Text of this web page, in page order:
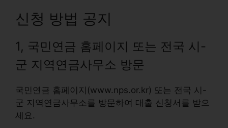
신청 방법 공지
1, 국민연금 홈페이지 또는 전국 시-
군 지역연금사무소 방문
국민연금 홈페이지(www.nps.or.kr) 또는 전국 시-
군 지역연금사무소를 방문하여 대출 신청서를 받으
세요.